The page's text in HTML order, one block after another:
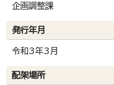
企画調整課
発行年月
令和3年3月
配架場所